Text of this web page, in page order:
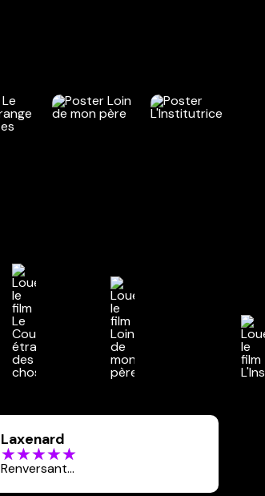
Laxenard
Renversant...